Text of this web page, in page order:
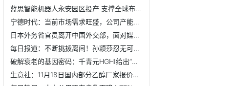
蓝思智能机器人永安园区投产 支撑全球布局_当前热讯
宁德时代：当前市场需求旺盛，公司产能利用率饱满-新资讯
日本外务省官员离开中国外交部，面对媒体提问未给出任何表态-...
每日报道：不断挑拨离间！孙颖莎忍无可忍，终于道出与王曼昱...
破解衰老的基因密码：千青元HGHI给出“中国方案”
生意社：11月18日国内部分乙醇厂家报价持稳|实时